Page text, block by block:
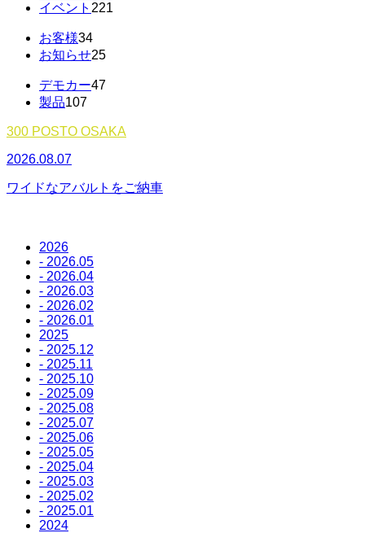
イベント 221
お客様34
お知らせ25
デモカー47
製品107
300 POSTO OSAKA
2026.08.07
ワイドなアバルトをご納車
2026
- 2026.05
- 2026.04
- 2026.03
- 2026.02
- 2026.01
2025
- 2025.12
- 2025.11
- 2025.10
- 2025.09
- 2025.08
- 2025.07
- 2025.06
- 2025.05
- 2025.04
- 2025.03
- 2025.02
- 2025.01
2024